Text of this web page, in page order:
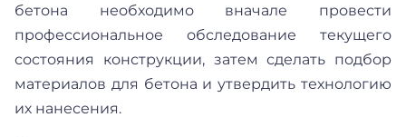
бетона необходимо вначале провести
профессиональное обследование текущего
состояния конструкции, затем сделать подбор
материалов для бетона и утвердить технологию
их нанесения.